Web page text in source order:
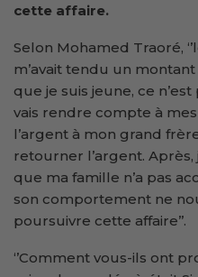
cette affaire.
Selon Mohamed Traoré,
m’avait tendu un montant
que je suis jeune, ce
vais rendre compte à mes
l’argent à mon grand
retourner l’argent. Après,
que ma famille n’a pas
son comportement ne
poursuivre cette affaire’’.
‘’Comment vous-ils ont